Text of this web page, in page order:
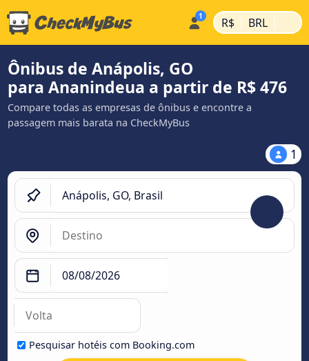
R$ | BRL |
Ônibus de Anápolis, GO
para Ananindeua a partir de R$ 476
Compare todas as empresas de ônibus e encontre a
passagem mais barata na CheckMyBus
1
Pesquisar hotéis com Booking.com